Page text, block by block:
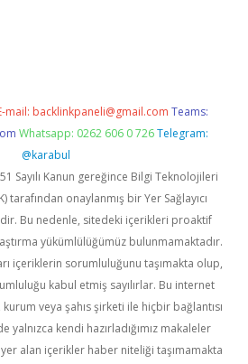
mail: backlinkpaneli@gmail.com Teams:
Whatsapp: 0262 606 0 726 Telegram:
@karabul
Sayılı Kanun gereğince Bilgi Teknolojileri
tarafından onaylanmış bir Yer Sağlayıcı
Bu nedenle, sitedeki içerikleri proaktif
yükümlülüğümüz bulunmamaktadır.
içeriklerin sorumluluğunu taşımakta olup,
kabul etmiş sayılırlar. Bu internet
veya şahıs şirketi ile hiçbir bağlantısı
yalnızca kendi hazırladığımız makaleler
alan içerikler haber niteliği taşımamakta